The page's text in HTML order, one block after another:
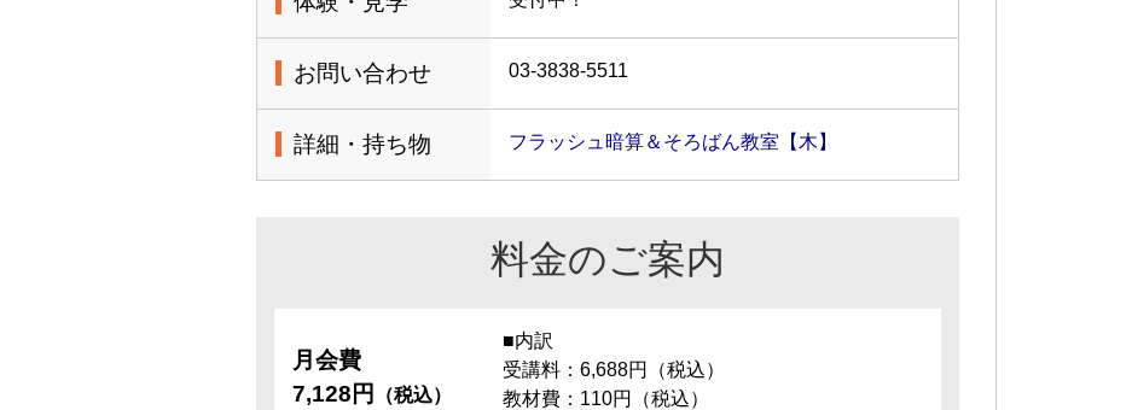
お問い合わせ 03-3838-5511
詳細・持ち物 フラッシュ暗算＆そろばん教室【木】
料金のご案内
月会費
7,128円
（税込）
■内訳
受講料：6,688円（税込）
教材費：110円（税込）